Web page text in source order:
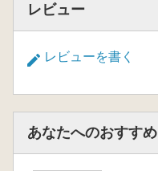
レビュー
レビューを書く
あなたへのおすすめ